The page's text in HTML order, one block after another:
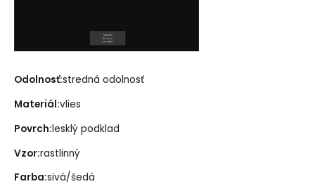
Odolnosť:stredná odolnosť
Materiál:vlies
Povrch:lesklý podklad
Vzor:rastlinný
Farba:sivá/šedá